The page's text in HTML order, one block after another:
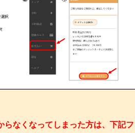
らなくなってしまった方は、下記フ